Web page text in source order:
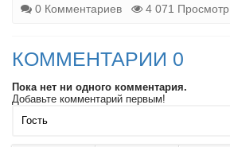
0 Комментариев
4 071 Просмотр
КОММЕНТАРИИ 0
Пока нет ни одного комментария.
Добавьте комментарий первым!